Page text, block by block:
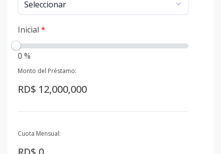
Inicial *
0 %
Monto del Préstamo:
RD$ 12,000,000
Cuota Mensual: